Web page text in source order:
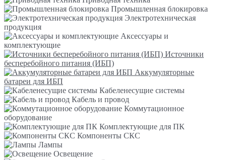
Промышленная блокировка
Электротехническая
продукция
Аксессуары и
комплектующие
Источники
бесперебойного питания (ИБП)
Аккумуляторные
батареи для ИБП
Кабеленесущие системы
Кабель и провод
Коммутационное
оборудование
Комплектующие для ПК
Компоненты СКС
Лампы
Освещение